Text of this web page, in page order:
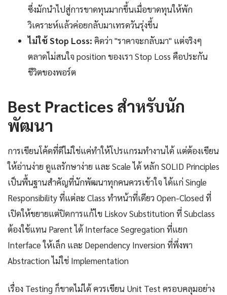
ซึ่งมักนำไปสู่การขาดทุนมากขึ้นเมื่อขาดทุนให้พัก
วิเคราะห์แล้วค่อยกลับมาเทรดวันรุ่งขึ้น
ไม่ใช้ Stop Loss: คิดว่า "ราคาจะกลับมา" แต่จริงๆ
ตลาดไม่สนใจ position ของเรา Stop Loss คือประกัน
ชีวิตของพอร์ต
Best Practices สำหรับนัก
พัฒนา
การเขียนโค้ดที่ดีไม่ใช่แค่ทำให้โปรแกรมทำงานได้ แต่ต้องเขียน
ให้อ่านง่าย ดูแลรักษาง่าย และ Scale ได้ หลัก SOLID Principles
เป็นพื้นฐานสำคัญที่นักพัฒนาทุกคนควรเข้าใจ ได้แก่ Single
Responsibility ที่แต่ละ Class ทำหน้าที่เดียว Open-Closed ที่
เปิดให้ขยายแต่ปิดการแก้ไข Liskov Substitution ที่ Subclass
ต้องใช้แทน Parent ได้ Interface Segregation ที่แยก
Interface ให้เล็ก และ Dependency Inversion ที่พึ่งพา
Abstraction ไม่ใช่ Implementation
เรื่อง Testing ก็ขาดไม่ได้ ควรเขียน Unit Test ครอบคลุมอย่าง